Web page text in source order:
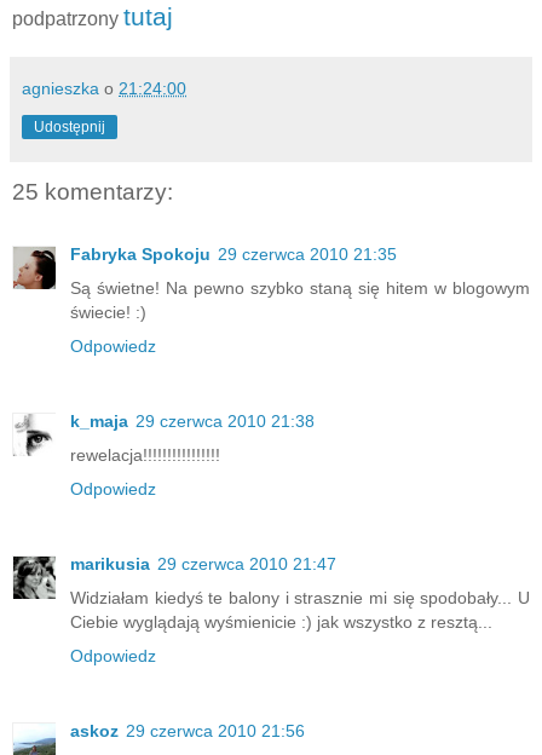
podpatrzony tutaj
agnieszka o 21:24:00
Udostępnij
25 komentarzy:
Fabryka Spokoju 29 czerwca 2010 21:35
Są świetne! Na pewno szybko staną się hitem w blogowym
świecie! :)
Odpowiedz
k_maja 29 czerwca 2010 21:38
rewelacja!!!!!!!!!!!!!!!!
Odpowiedz
marikusia 29 czerwca 2010 21:47
Widziałam kiedyś te balony i strasznie mi się spodobały... U
Ciebie wyglądają wyśmienicie :) jak wszystko z resztą...
Odpowiedz
askoz 29 czerwca 2010 21:56